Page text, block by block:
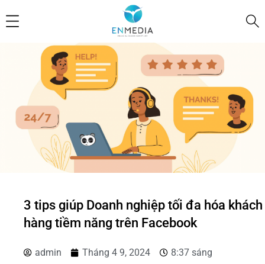
3 tips giúp Doanh nghiệp tối đa hóa khách
hàng tiềm năng trên Facebook
admin Tháng 4 9, 2024
8:37 sáng